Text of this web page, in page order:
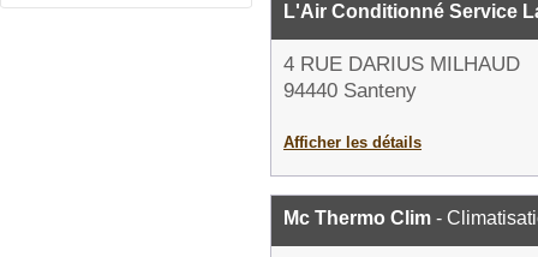
L'Air Conditionné Service
4 RUE DARIUS MILHAUD
94440 Santeny
Afficher les détails
Mc Thermo Clim -